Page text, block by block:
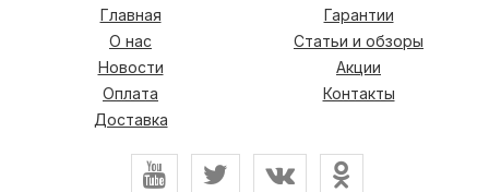
Главная
О нас
Новости
Оплата
Доставка
Гарантии
Статьи и обзоры
Акции
Контакты